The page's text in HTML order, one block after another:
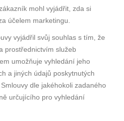
mohl vyjádřit, zda si
účelem marketingu.
vyjádřil svůj souhlas s tím, že
prostřednictvím služeb
umožňuje vyhledání jeho
a jiných údajů poskytnutých
dle jakéhokoli zadaného
určujícího pro vyhledání